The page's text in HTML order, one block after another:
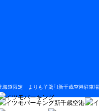
海道限定 まりも羊羹｢｣新千歳空港駐車